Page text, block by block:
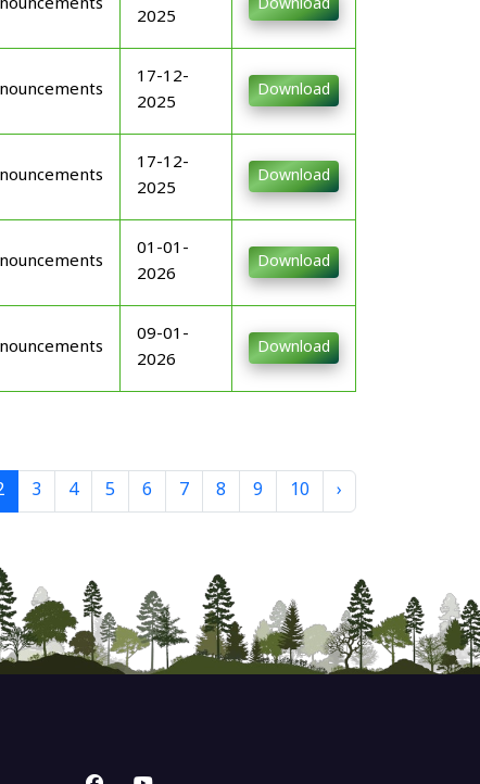
2025
Download
17-12-
2025
Download
17-12-
2025
Download
01-01-
2026
Download
09-01-
2026
Download
3 4 5 6 7 8 9 10 ›